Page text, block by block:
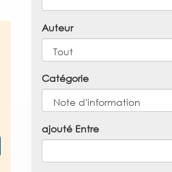
Auteur
Catégorie
ajouté Entre